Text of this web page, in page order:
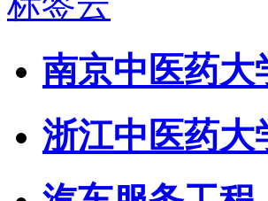
南京中医药大
浙江中医药大